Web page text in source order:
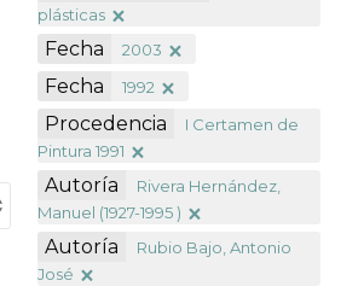
plásticas
Fecha 2003
Fecha 1992
Procedencia
I Certamen de
Pintura 1991
Autoría
Rivera Hernández,
Manuel (1927-1995 )
Autoría
Rubio Bajo, Antonio
José